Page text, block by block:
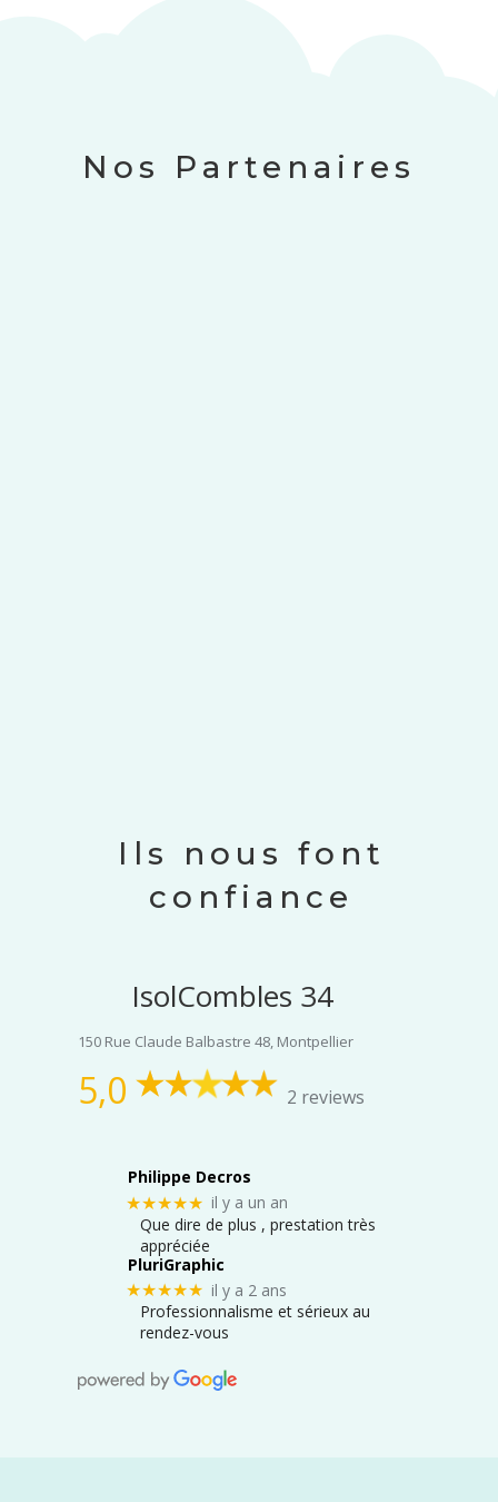
Nos Partenaires
Ils nous font
confiance
IsolCombles 34
150 Rue Claude Balbastre 48, Montpellier
5,0 2 reviews
Philippe Decros
★★★★★ il y a un an
Que dire de plus , prestation très
appréciée
PluriGraphic
★★★★★ il y a 2 ans
Professionnalisme et sérieux au
rendez-vous